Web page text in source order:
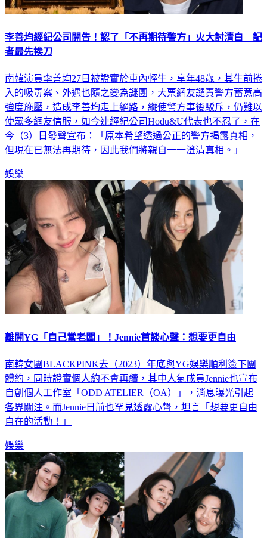
李善均經紀公司開告！認了「不再期待警方」火大討清白 記
南韓演員李善均27日被證實於車內輕生，享年48歲，其生前捲
入的吸毒案、外遇也隨之變為謎團，大票網友譴責警方蓄意高
強度施壓，造成李善均走上絕路，縱使警方事後駁斥，仍難以
使眾多網友信服，如今連經紀公司Hodu&U代表也不忍了，在
今（3）日發聲宣布：「原本希望透過公正的警方揭露真相，
南韓女團BLACKPINK去（2023）年底與YG娛樂順利簽下團
體約，同時證實個人約不會再續，其中人氣成員Jennie也宣布
自創個人工作室「ODD ATELIER（OA）」，消息曝光引起
各界關注。而Jennie日前也罕見透露心聲，坦言「想要更自由
娛樂